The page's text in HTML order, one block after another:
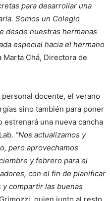
para desarrollar una
Somos un Colegio
desde nuestras hermanas
especial hacia el hermano
Marta Chá, Directora de
docente, el verano
sino también para poner
una nueva cancha
“Nos actualizamos y
pero aprovechamos
y febrero para el
con el fin de planificar
compartir las buenas
quien junto al resto